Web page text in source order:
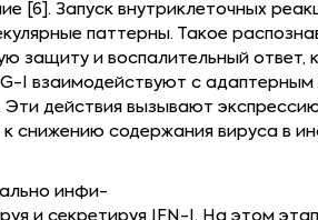
[6]. Запуск внутриклеточных
паттерны. Такое
защиту и воспалительный ответ,
I взаимодействуют с адаптерным
Эти действия вызывают
к снижению содержания вируса в
инфи-
и секретируя IFN-I. На этом